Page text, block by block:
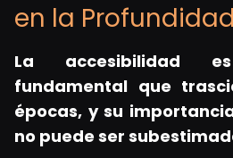
en la Profundidad
La accesibilidad
fundamental que
épocas, y su
no puede ser